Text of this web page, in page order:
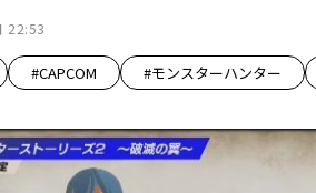
22:53
#CAPCOM #モンスターハンター